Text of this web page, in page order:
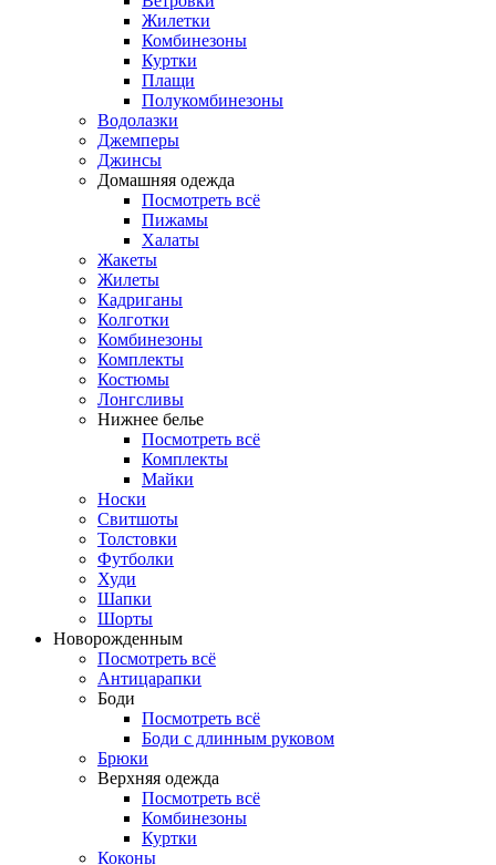
Жилетки
Комбинезоны
Куртки
Плащи
Полукомбинезоны
Водолазки
Джемперы
Джинсы
Домашняя одежда
Посмотреть всё
Пижамы
Халаты
Жакеты
Жилеты
Кадриганы
Колготки
Комбинезоны
Комплекты
Костюмы
Лонгсливы
Нижнее белье
Посмотреть всё
Комплекты
Майки
Носки
Свитшоты
Толстовки
Футболки
Худи
Шапки
Шорты
Новорожденным
Посмотреть всё
Антицарапки
Боди
Посмотреть всё
Боди с длинным руковом
Брюки
Верхняя одежда
Посмотреть всё
Комбинезоны
Куртки
Коконы